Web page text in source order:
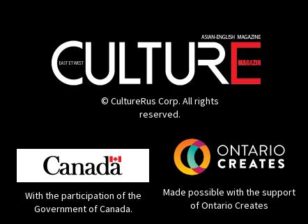
© CultureRus Corp. All rights
reserved.
With the participation of the
Government of Canada.
Made possible with the support
of Ontario Creates